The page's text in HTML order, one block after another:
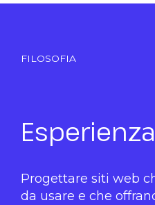
FILOSOFIA
Esperienza
Progettare siti web
da usare e che